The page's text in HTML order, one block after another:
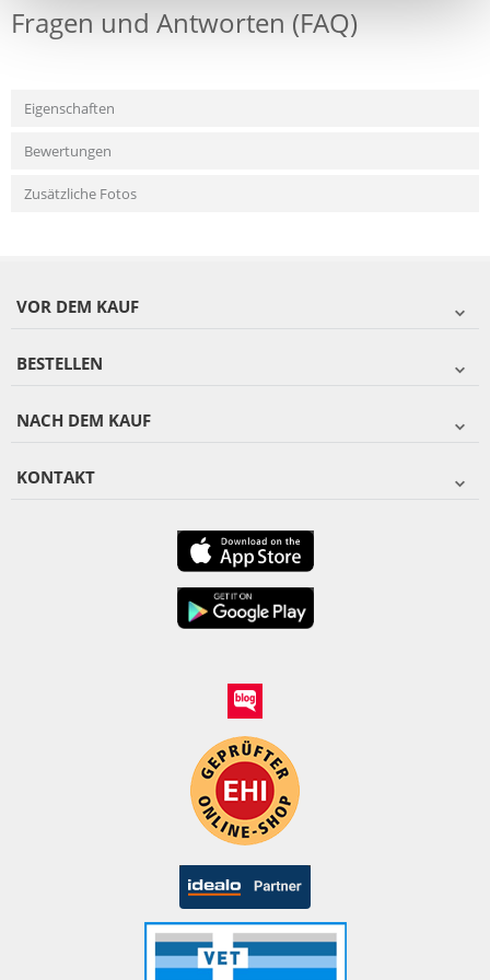
Fragen und Antworten (FAQ)
Eigenschaften
Bewertungen
Zusätzliche Fotos
VOR DEM KAUF
BESTELLEN
NACH DEM KAUF
KONTAKT